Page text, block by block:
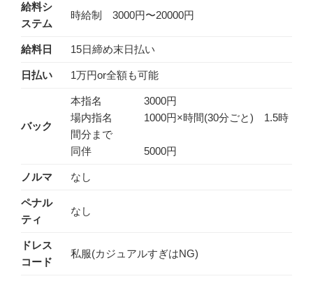
給料シ
ステム
時給制 3000円〜20000円
給料日 15日締め末日払い
日払い 1万円or全額も可能
バック
本指名 3000円
場内指名 1000円×時間(30分ごと) 1.5時
間分まで
同伴 5000円
ノルマ なし
ペナル
ティ
なし
ドレス
コード
私服(カジュアルすぎはNG)